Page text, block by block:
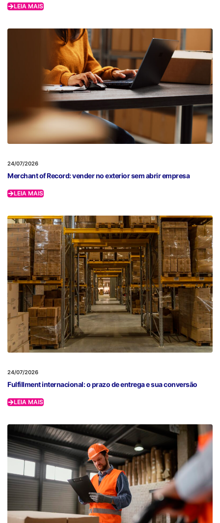
LEIA MAIS
24/07/2026
Merchant of Record: vender no exterior sem abrir empresa
LEIA MAIS
24/07/2026
Fulfillment internacional: o prazo de entrega e sua conversão
LEIA MAIS